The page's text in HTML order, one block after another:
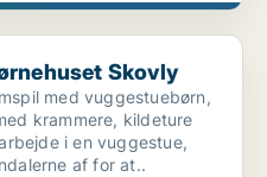
Skovly
med vuggestuebørn,
krammere, kildeture
i en vuggestue,
af for at..